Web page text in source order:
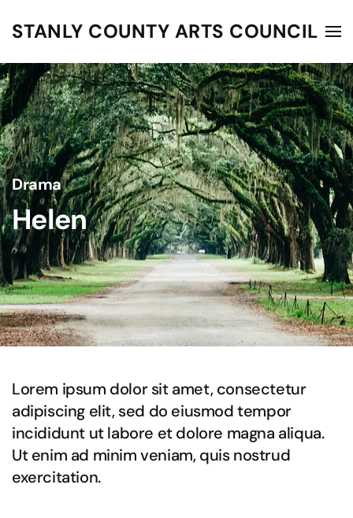
STANLY COUNTY ARTS COUNCIL
Drama
Helen
Lorem ipsum dolor sit amet, consectetur
adipiscing elit, sed do eiusmod tempor
incididunt ut labore et dolore magna aliqua.
Ut enim ad minim veniam, quis nostrud
exercitation.